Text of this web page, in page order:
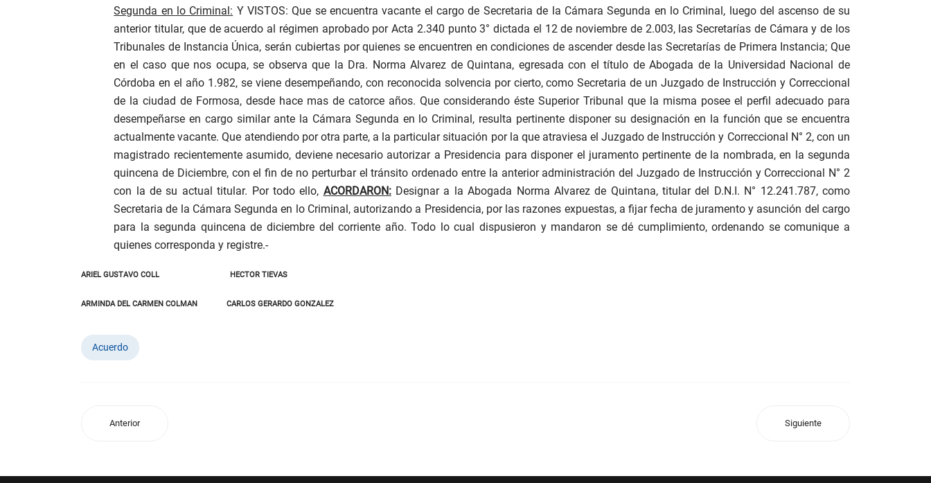
Segunda en lo Criminal: Y VISTOS: Que se encuentra vacante el cargo de Secretaria de la Cámara Segunda en lo Criminal, luego del ascenso de su
anterior titular, que de acuerdo al régimen aprobado por Acta 2.340 punto 3° dictada el 12 de noviembre de 2.003, las Secretarías de Cámara y de los
Tribunales de Instancia Única, serán cubiertas por quienes se encuentren en condiciones de ascender desde las Secretarías de Primera Instancia; Que
en el caso que nos ocupa, se observa que la Dra. Norma Alvarez de Quintana, egresada con el título de Abogada de la Universidad Nacional de
Córdoba en el año 1.982, se viene desempeñando, con reconocida solvencia por cierto, como Secretaria de un Juzgado de Instrucción y Correccional
de la ciudad de Formosa, desde hace mas de catorce años. Que considerando éste Superior Tribunal que la misma posee el perfil adecuado para
desempeñarse en cargo similar ante la Cámara Segunda en lo Criminal, resulta pertinente disponer su designación en la función que se encuentra
actualmente vacante. Que atendiendo por otra parte, a la particular situación por la que atraviesa el Juzgado de Instrucción y Correccional N° 2, con un
magistrado recientemente asumido, deviene necesario autorizar a Presidencia para disponer el juramento pertinente de la nombrada, en la segunda
quincena de Diciembre, con el fin de no perturbar el tránsito ordenado entre la anterior administración del Juzgado de Instrucción y Correccional N° 2
con la de su actual titular. Por todo ello, ACORDARON:Designar a la Abogada Norma Alvarez de Quintana, titular del D.N.I. N° 12.241.787, como
Secretaria de la Cámara Segunda en lo Criminal, autorizando a Presidencia, por las razones expuestas, a fijar fecha de juramento y asunción del cargo
para la segunda quincena de diciembre del corriente año. Todo lo cual dispusieron y mandaron se dé cumplimiento, ordenando se comunique a
quienes corresponda y registre.-
ARIEL GUSTAVO COLL HECTOR TIEVAS
ARMINDA DEL CARMEN COLMAN CARLOS GERARDO GONZALEZ
Acuerdo
Anterior Siguiente